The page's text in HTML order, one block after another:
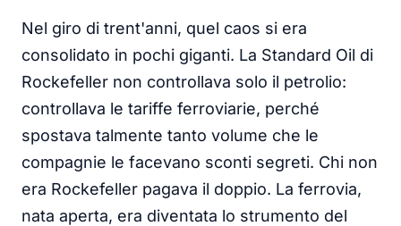
Nel giro di trent'anni, quel caos si era
consolidato in pochi giganti. La Standard Oil di
Rockefeller non controllava solo il petrolio:
controllava le tariffe ferroviarie, perché
spostava talmente tanto volume che le
compagnie le facevano sconti segreti. Chi non
era Rockefeller pagava il doppio. La ferrovia,
nata aperta, era diventata lo strumento del